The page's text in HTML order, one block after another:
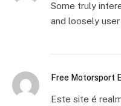
Some truly
and loosely
Free Motorsport
Este site é